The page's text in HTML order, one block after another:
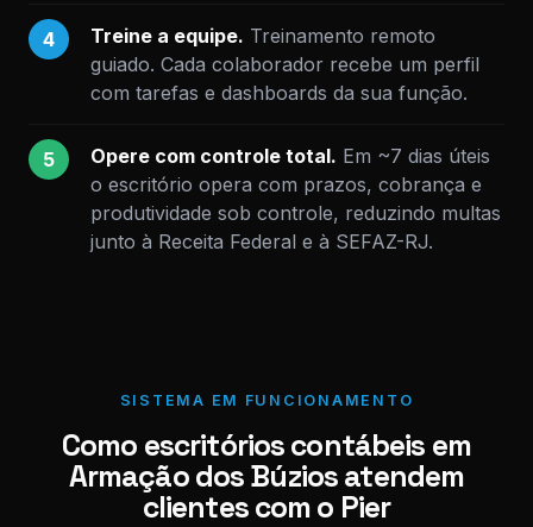
4 Treine a equipe. Treinamento remoto
guiado. Cada colaborador recebe um perfil
com tarefas e dashboards da sua função.
5 Opere com controle total. Em ~7 dias úteis
o escritório opera com prazos, cobrança e
produtividade sob controle, reduzindo multas
junto à Receita Federal e à SEFAZ-RJ.
SISTEMA EM FUNCIONAMENTO
Como escritórios contábeis em
Armação dos Búzios atendem
clientes com o Pier